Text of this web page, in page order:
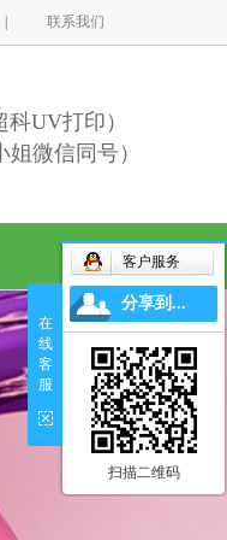
联系我们
科UV打印）
姐微信同号）
在
线
客
服
客户服务
分享到...
扫描二维码